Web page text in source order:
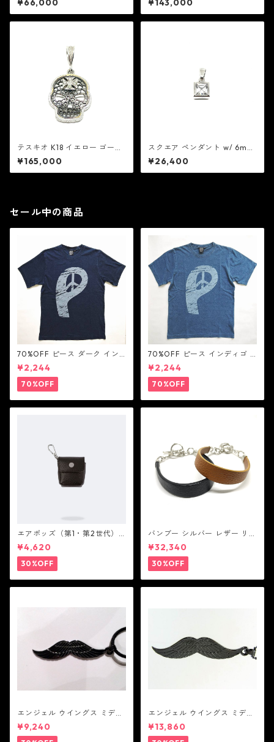
ン：GHOST ゴースト
¥66,000
ダイヤモンド：GHOST ゴース
ト
¥143,000
テスキオ K18 イエロー ゴール
ド フレーム & ホワイト ゴール
ド w/ ダイヤモンズ 0.06ct：
GHOST ゴースト
¥165,000
スクエア ペンダント w/ 6mm
キュービック ジルコニア：GH
OST ゴースト
¥26,400
セール中の商品
70%OFF ピース ダーク イン
ディゴ Tシャツ：LOVE N' PEA
CE N' ROCK ' ROLL ラブ ン
ピース ン ロック ン ロール
¥2,244
70%OFF
70%OFF ピース インディゴ T
シャツ：LOVE N' PEACE N' R
OCK ' ROLL ラブ ン ピース ン
ロック ン ロール
¥2,244
70%OFF
エアポッズ（第1・第2世代）
ポーチ：BANDOLIER バンド
リヤー
¥4,620
30%OFF
バンブー シルバー レザー リン
ク ステーション ブレスレッ
ト：JOHN HARDY ジョン ハ
ーディー
¥32,340
30%OFF
エンジェル ウイングス ミディ
アム ペンダント ブラック コー
ティング（サテンコード付
¥9,240
エンジェル ウイングス ミディ
アム ペンダント ブラック
¥13,860